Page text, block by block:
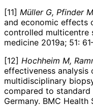
[11] Müller G, Pfinder
and economic effects
controlled multicentre
medicine 2019a; 51:
[12] Hochheim M,
effectiveness
multidisciplinary
compared to
Germany. BMC Health